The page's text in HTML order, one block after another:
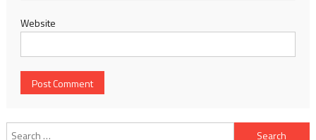
Website
Search